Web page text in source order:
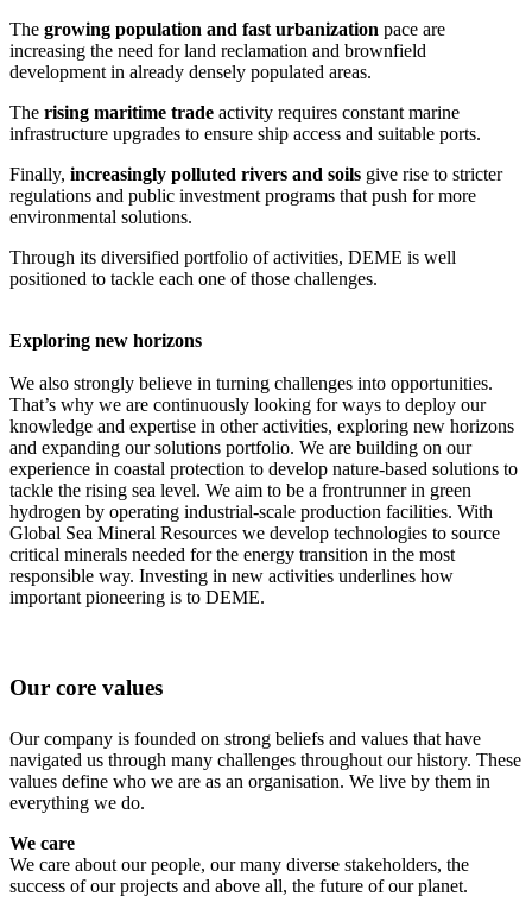
The growing population and fast urbanization pace are
increasing the need for land reclamation and brownfield
development in already densely populated areas.
The rising maritime trade activity requires constant marine
infrastructure upgrades to ensure ship access and suitable ports.
Finally, increasingly polluted rivers and soils give rise to stricter
regulations and public investment programs that push for more
environmental solutions.
Through its diversified portfolio of activities, DEME is well
positioned to tackle each one of those challenges.
Exploring new horizons
We also strongly believe in turning challenges into opportunities.
That’s why we are continuously looking for ways to deploy our
knowledge and expertise in other activities, exploring new horizons
and expanding our solutions portfolio. We are building on our
experience in coastal protection to develop nature-based solutions to
tackle the rising sea level. We aim to be a frontrunner in green
hydrogen by operating industrial-scale production facilities. With
Global Sea Mineral Resources we develop technologies to source
critical minerals needed for the energy transition in the most
responsible way. Investing in new activities underlines how
important pioneering is to DEME.
Our core values
Our company is founded on strong beliefs and values that have
navigated us through many challenges throughout our history. These
values define who we are as an organisation. We live by them in
everything we do.
We care
We care about our people, our many diverse stakeholders, the
success of our projects and above all, the future of our planet.